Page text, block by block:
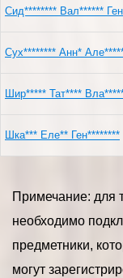
Сид******** Вал******
Сух******** Анн*
Шир***** Тат****
Шка*** Еле** Ген********
Примечание: для
необходимо
предметники,
могут